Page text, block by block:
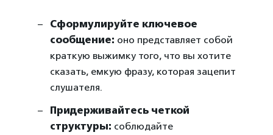
Сформулируйте ключевое
сообщение: оно представляет собой
краткую выжимку того, что вы хотите
сказать, емкую фразу, которая зацепит
слушателя.
Придерживайтесь четкой
структуры: соблюдайте